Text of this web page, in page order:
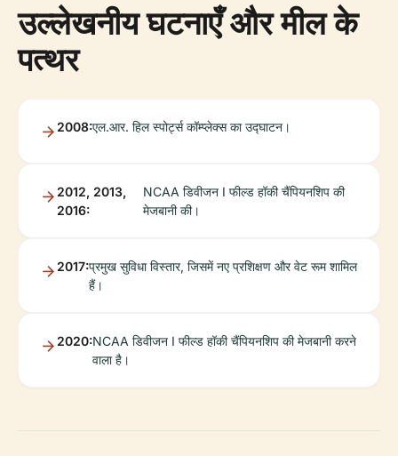
उल्लेखनीय घटनाएँ और मील के
पत्थर
2008:एल.आर. हिल स्पोर्ट्स कॉम्प्लेक्स का उद्घाटन।
2012, 2013,
2016:
NCAA डिवीजन I फील्ड हॉकी चैंपियनशिप की
मेजबानी की।
2017:प्रमुख सुविधा विस्तार, जिसमें नए प्रशिक्षण और वेट रूम शामिल
हैं।
2020:NCAA डिवीजन I फील्ड हॉकी चैंपियनशिप की मेजबानी करने
वाला है।